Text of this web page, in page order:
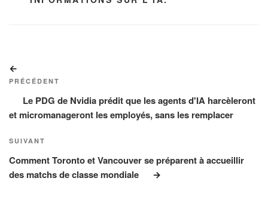
de
l’article
précédent
PRÉCÉDENT
Le PDG de Nvidia prédit que les agents d'IA harcèleront
et micromanageront les employés, sans les remplacer
Article
suivant
SUIVANT
Comment Toronto et Vancouver se préparent à accueillir
des matchs de classe mondiale